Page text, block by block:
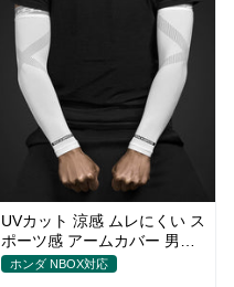
UVカット 涼感 ムレにくい ス
ポーツ感 アームカバー 男女
汎用 xs-xxl
ホンダ NBOX対応